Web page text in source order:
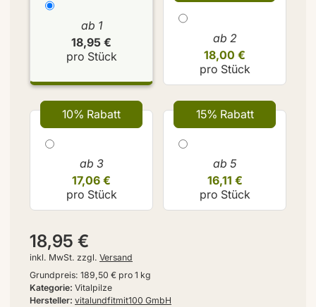
Hersteller vitalundfitmit100 GmbH
Kategorie Vitalpilze
18,95 €
inkl. MwSt. zzgl. Versand
Grundpreis: 189,50 € pro 1 kg
ab 1
18,95 €
pro Stück
ab 2
18,00 €
pro Stück
10% Rabatt
ab 3
17,06 €
pro Stück
15% Rabatt
ab 5
16,11 €
pro Stück